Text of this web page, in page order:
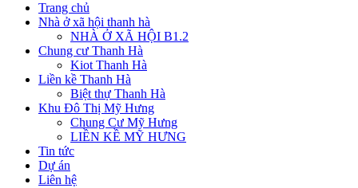
Trang chủ
Nhà ở xã hội thanh hà
NHÀ Ở XÃ HỘI B1.2
Chung cư Thanh Hà
Kiot Thanh Hà
Liền kề Thanh Hà
Biệt thự Thanh Hà
Khu Đô Thị Mỹ Hưng
Chung Cư Mỹ Hưng
LIỀN KỀ MỸ HƯNG
Tin tức
Dự án
Liên hệ